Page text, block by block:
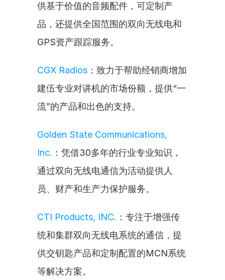
供基于价值的音频配件，可定制产
品，还提供全国范围的双向无线电和
GPS资产跟踪服务。
CGX Radios ：致力于帮助经销商增加
建伍专业对讲机的市场份额，提供“一
流”的产品和出色的支持。
Golden State Communications,
Inc. ：凭借30多年的行业专业知识，
通过双向无线电通信为活动提供人
员、财产和生产力保护服务。
CTI Products, INC. ：专注于增强传
统和集群双向无线电系统的通信，提
供交钥匙产品和定制配置的MCN系统
等解决方案。